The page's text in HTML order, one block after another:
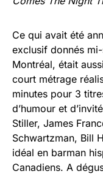
Ce qui avait été
exclusif donnés
Montréal, était
court métrage
minutes pour 3
d’humour et
Stiller, James
Schwartzman, Bill
idéal en barman
Canadiens. A